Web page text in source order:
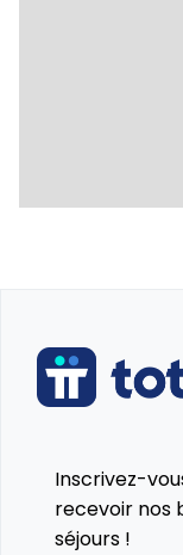
Inscrivez-
recevoir nos
séjours !